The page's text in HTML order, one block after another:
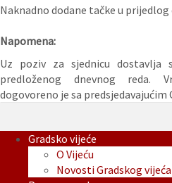
Naknadno dodane tačke u prijedlog
Napomena:
Uz poziv za sjednicu
predloženog dnevnog reda.
dogovoreno je sa predsjedavajućim
Gradsko vijeće
O Vijeću
Novosti Gradskog vijeća